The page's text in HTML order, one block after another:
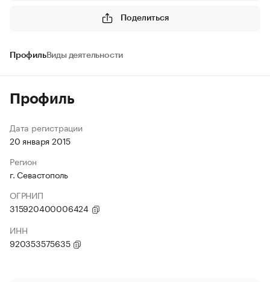
Поделиться
ПрофильВиды деятельности
Профиль
Дата регистрации
20 января 2015
Регион
г. Севастополь
ОГРНИП
315920400006424
ИНН
920353575635